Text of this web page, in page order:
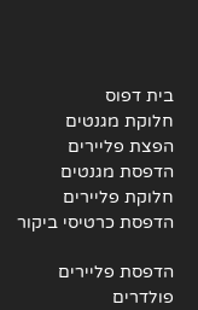
בית דפוס
חלוקת מגנטים
הפצת פליירים
הדפסת מגנטים
חלוקת פליירים
הדפסת כרטיסי ביקור
הדפסת פליירים
פולדרים